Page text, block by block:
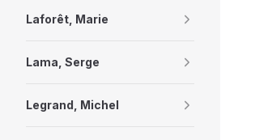
Laforêt, Marie
Lama, Serge
Legrand, Michel